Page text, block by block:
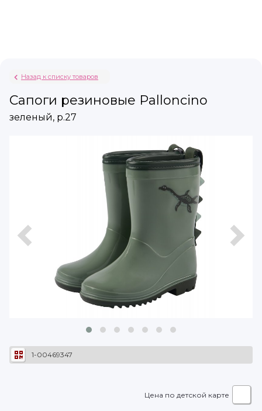
Назад к списку товаров
Сапоги резиновые Palloncino
зеленый, р.27
1-00469347
Цена по детской карте